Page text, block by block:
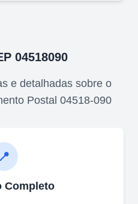
04518090
e detalhadas sobre o
Postal 04518-090
📍
Completo